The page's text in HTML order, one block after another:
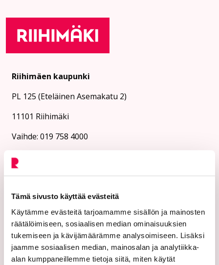
Tämä sivusto käyttää evästeitä
Käytämme evästeitä tarjoamamme sisällön ja mainosten
räätälöimiseen, sosiaalisen median ominaisuuksien
tukemiseen ja kävijämäärämme analysoimiseen. Lisäksi
jaamme sosiaalisen median, mainosalan ja analytiikka-
alan kumppaneillemme tietoja siitä, miten käytät
Riihimäen kaupunki
PL 125 (Eteläinen Asemakatu 2)
11101 Riihimäki
Vaihde: 019 758 4000
Sähköpostiosoitteet:
etunimi.sukunimi@riihimaki.fi
Ethän lähetä henkilötietoja tai arkaluonteisia
asiakastietoja suojaamattomassa sähköpostissa.
Kaupungin verkkosivuilta löytyy ohjeet
turvasähköpostin lähettämiseen.